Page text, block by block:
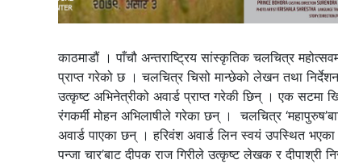
काठमाडौं । पाँचौ अन्तराष्ट्रिय सांस्कृतिक चलचित्र
प्राप्त गरेको छ । चलचित्र चिसो मान्छेको लेखन तथा
उत्कृष्ट अभिनेत्रीको अवार्ड प्राप्त गरेकी छिन् । एक सटमा
रंगकर्मी मोहन अभिलाषीले गरेका छन् । चलचित्र
अवार्ड पाएका छन् । हरिवंश अवार्ड लिन स्वयं उपस्थित
पन्जा चार’बाट दीपक राज गिरीले उत्कृष्ट लेखक र दीपाश्री